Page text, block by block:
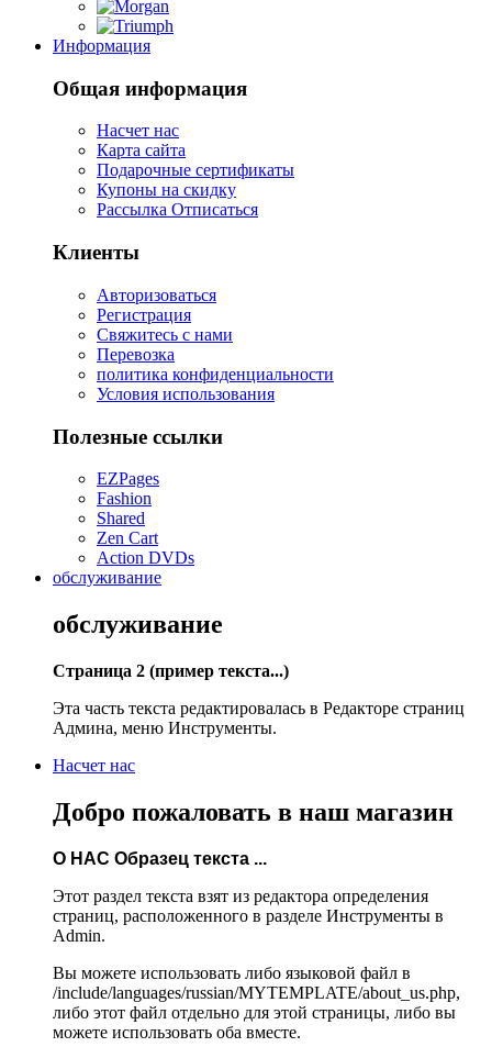
Информация
Общая информация
Насчет нас
Карта сайта
Подарочные сертификаты
Купоны на скидку
Рассылка Отписаться
Клиенты
Авторизоваться
Регистрация
Свяжитесь с нами
Перевозка
политика конфиденциальности
Условия использования
Полезные ссылки
EZPages
Fashion
Shared
Zen Cart
Action DVDs
обслуживание
обслуживание
Страница 2 (пример текста...)
Эта часть текста редактировалась в Редакторе страниц
Админа, меню Инструменты.
Насчет нас
Добро пожаловать в наш магазин
О НАС Образец текста ...
Этот раздел текста взят из редактора определения
страниц, расположенного в разделе Инструменты в
Admin.
Вы можете использовать либо языковой файл в
/include/languages/russian/MYTEMPLATE/about_us.php,
либо этот файл отдельно для этой страницы, либо вы
можете использовать оба вместе.